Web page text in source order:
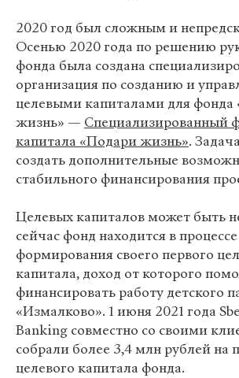
2020 год был сложным и
Осенью 2020 года по решению
фонда была создана
организация по созданию и
целевыми капиталами для фонда
жизнь» — Специализированный
капитала «Подари жизнь».
создать дополнительные
стабильного финансирования
Целевых капиталов может быть
сейчас фонд находится в процессе
формирования своего первого
капитала, доход от которого
финансировать работу детского
«Измалково». 1 июня 2021 года
Banking совместно со своими
собрали более 3,4 млн рублей на
целевого капитала фонда.